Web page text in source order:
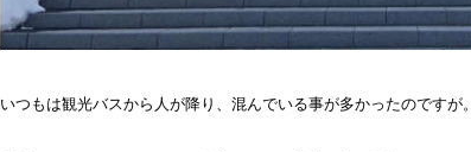
いつもは観光バスから人が降り、混んでいる事が多かったのですが。